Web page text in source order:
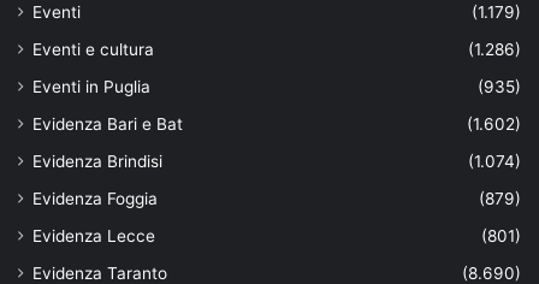
Eventi
(1.179)
Eventi e cultura
(1.286)
Eventi in Puglia
(935)
Evidenza Bari e Bat
(1.602)
Evidenza Brindisi
(1.074)
Evidenza Foggia
(879)
Evidenza Lecce
(801)
Evidenza Taranto
(8.690)